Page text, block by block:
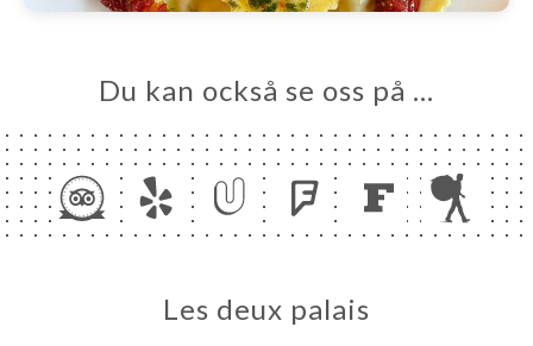
Du kan också se oss på …
Les deux palais